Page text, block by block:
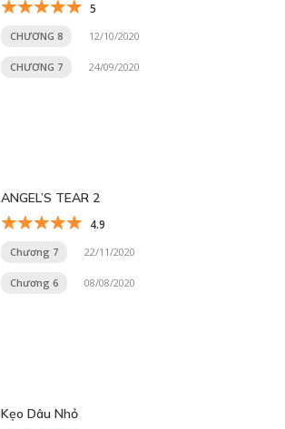
5
CHƯƠNG 8 12/10/2020
CHƯƠNG 7 24/09/2020
ANGEL’S TEAR 2
4.9
Chương 7 22/11/2020
Chương 6 08/08/2020
Kẹo Dâu Nhỏ